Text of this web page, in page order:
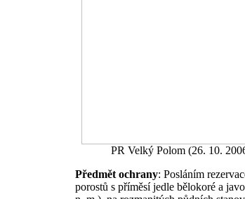
PR Velký Polom (26. 10.
Předmět ochrany: Posláním
porostů s příměsí jedle bělokoré a